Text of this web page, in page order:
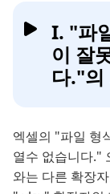
I. "파
이 잘
다."의
엑셀의 "파일 형
열수 없습니다."
와는 다른 확장